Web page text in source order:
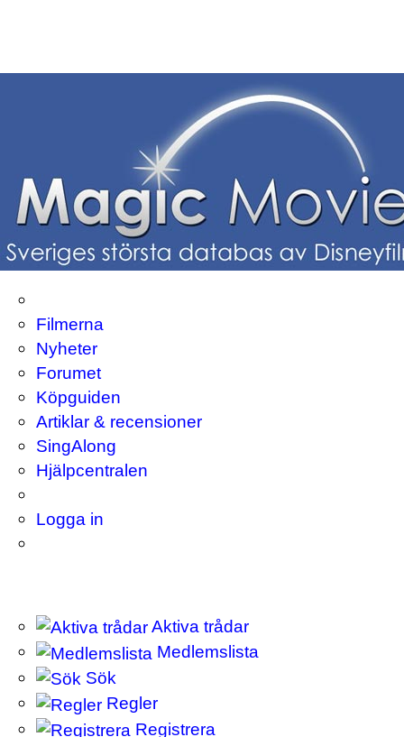
Filmerna
Nyheter
Forumet
Köpguiden
Artiklar & recensioner
SingAlong
Hjälpcentralen
Logga in
Aktiva trådar
Medlemslista
Sök
Regler
Registrera